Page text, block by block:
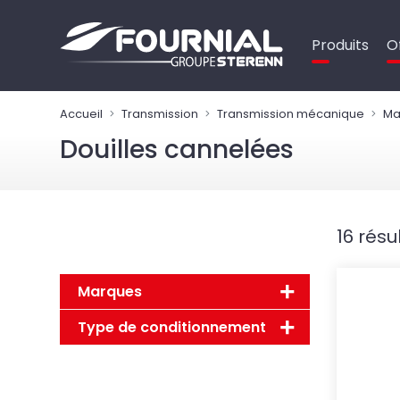
Produits
Accueil Transmission Transmission mécanique
Douilles cannelées
Marques
Type de conditionnement
16